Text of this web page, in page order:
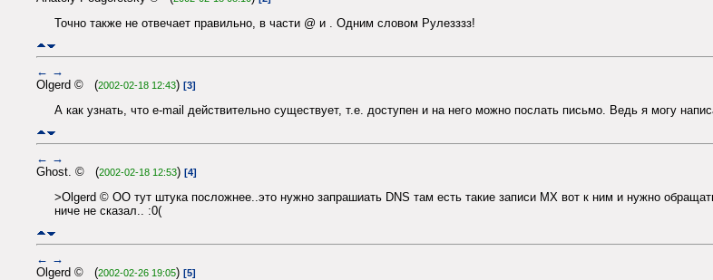
Точно также не отвечает правильно, в части @ и . Одним словом Рулезззз!
← →
Olgerd © (2002-02-18 12:43) [3]
А как узнать, что e-mail действительно существует, т.е. доступен и на него можно послать письмо. Ведь я могу
← →
Ghost. © (2002-02-18 12:53) [4]
>Olgerd © ОО тут штука посложнее..это нужно запрашиать DNS там есть такие записи MX вот к ним и нужно
ниче не сказал.. :0(
← →
Olgerd © (2002-02-26 19:05) [5]